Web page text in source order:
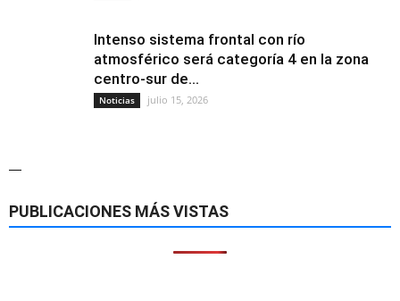
Intenso sistema frontal con río
atmosférico será categoría 4 en la zona
centro-sur de...
Noticias julio 15, 2026
—
PUBLICACIONES MÁS VISTAS